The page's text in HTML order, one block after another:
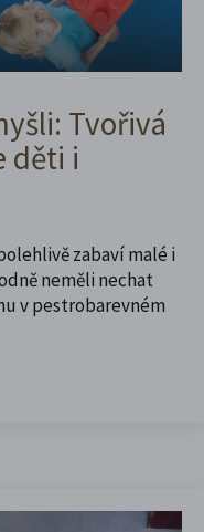
Tvořivá
děti i
zabaví malé i
neměli nechat
v pestrobarevném